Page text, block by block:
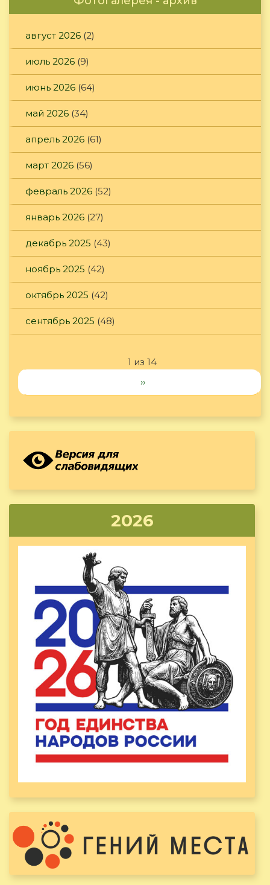
август 2026 (2)
июль 2026 (9)
июнь 2026 (64)
май 2026 (34)
апрель 2026 (61)
март 2026 (56)
февраль 2026 (52)
январь 2026 (27)
декабрь 2025 (43)
ноябрь 2025 (42)
октябрь 2025 (42)
сентябрь 2025 (48)
1 из 14
››
2026